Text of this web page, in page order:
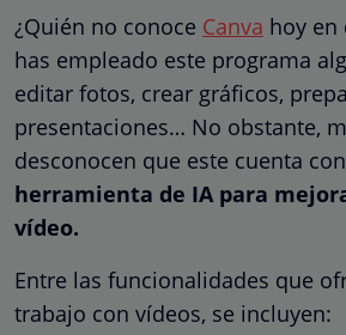
¿Quién no conoce Canva hoy en
has empleado este programa
editar fotos, crear gráficos,
presentaciones… No obstante,
desconocen que este cuenta con
herramienta de IA para
vídeo.
Entre las funcionalidades que
trabajo con vídeos, se incluyen: